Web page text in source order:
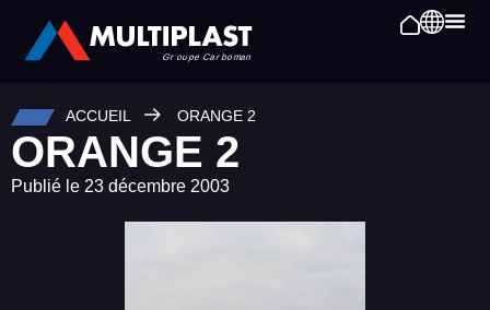
ACCUEIL ORANGE 2
ORANGE 2
Publié le 23 décembre 2003